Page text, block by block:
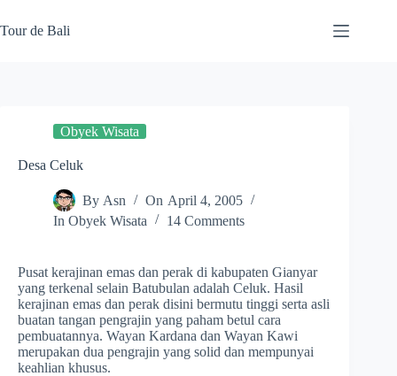
to
content
Tour de Bali
Obyek Wisata
Desa Celuk
By Asn On April 4, 2005
In Obyek Wisata 14 Comments
Pusat kerajinan emas dan perak di kabupaten Gianyar
yang terkenal selain Batubulan adalah Celuk. Hasil
kerajinan emas dan perak disini bermutu tinggi serta asli
buatan tangan pengrajin yang paham betul cara
pembuatannya. Wayan Kardana dan Wayan Kawi
merupakan dua pengrajin yang solid dan mempunyai
keahlian khusus.